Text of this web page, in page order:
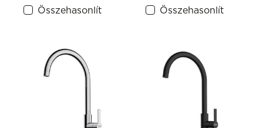
Összehasonlít Összehasonlít